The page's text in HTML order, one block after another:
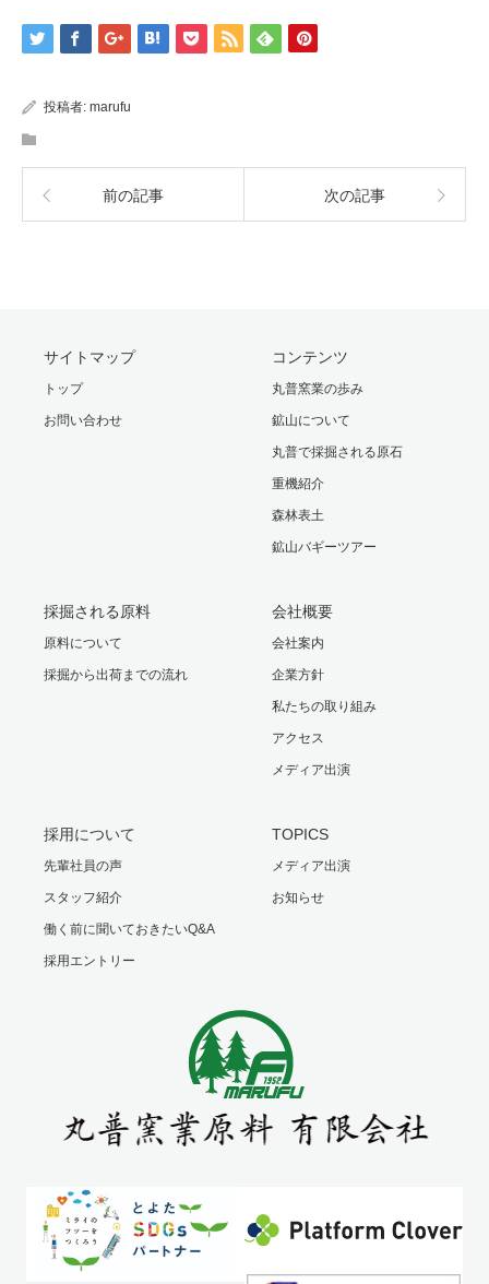
投稿者: marufu
前の記事 次の記事
サイトマップ
トップ
お問い合わせ
コンテンツ
丸普窯業の歩み
鉱山について
丸普で採掘される原石
重機紹介
森林表土
鉱山バギーツアー
採掘される原料
原料について
採掘から出荷までの流れ
会社概要
会社案内
企業方針
私たちの取り組み
アクセス
メディア出演
採用について
先輩社員の声
スタッフ紹介
働く前に聞いておきたいQ&A
採用エントリー
TOPICS
メディア出演
お知らせ